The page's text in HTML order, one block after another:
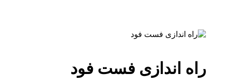
راه اندازی فست فود